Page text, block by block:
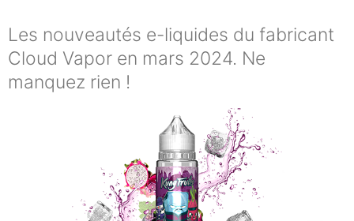
Les nouveautés e-liquides du fabricant
Cloud Vapor en mars 2024. Ne
manquez rien !